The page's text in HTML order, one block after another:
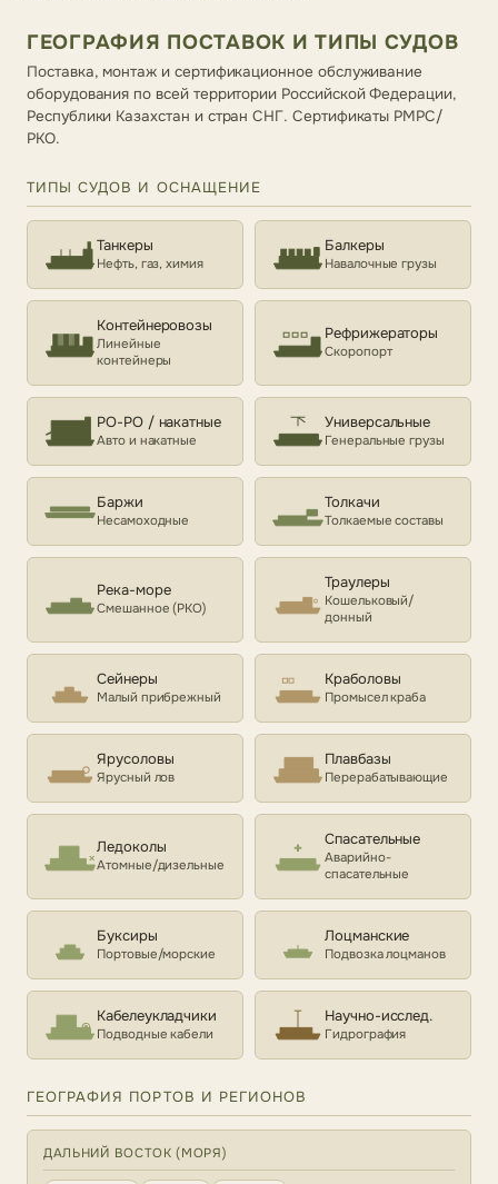
ГЕОГРАФИЯ ПОСТАВОК И ТИПЫ СУДОВ
Поставка, монтаж и сертификационное обслуживание
оборудования по всей территории Российской Федерации,
Республики Казахстан и стран СНГ. Сертификаты РМРС/
РКО.
ТИПЫ СУДОВ И ОСНАЩЕНИЕ
Танкеры
Нефть, газ, химия
Балкеры
Навалочные грузы
Контейнеровозы
Линейные
контейнеры
Рефрижераторы
Скоропорт
РО-РО / накатные
Авто и накатные
Универсальные
Генеральные грузы
Баржи
Несамоходные
Толкачи
Толкаемые составы
Река-море
Смешанное (РКО)
Траулеры
Кошельковый/
донный
Сейнеры
Малый прибрежный
Краболовы
Промысел краба
Ярусоловы
Ярусный лов
Плавбазы
Перерабатывающие
Ледоколы
Атомные/дизельные
Спасательные
Аварийно-
спасательные
Буксиры
Портовые/морские
Лоцманские
Подвозка лоцманов
Кабелеукладчики
Подводные кабели
Научно-исслед.
Гидрография
ГЕОГРАФИЯ ПОРТОВ И РЕГИОНОВ
ДАЛЬНИЙ ВОСТОК (МОРЯ)